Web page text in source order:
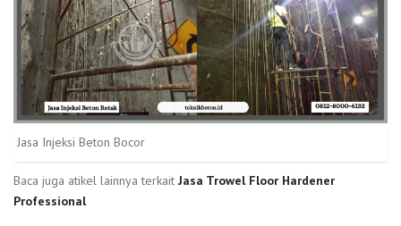
Jasa Injeksi Beton Bocor
Baca juga atikel lainnya terkait Jasa Trowel Floor Hardener
Professional